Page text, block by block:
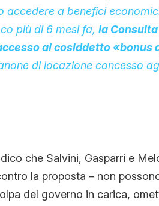
accedere a benefici
più di 6 mesi fa, la
al cosiddetto «bonus
di locazione concesso
che Salvini, Gasparri e
la proposta – non
del governo in carica,